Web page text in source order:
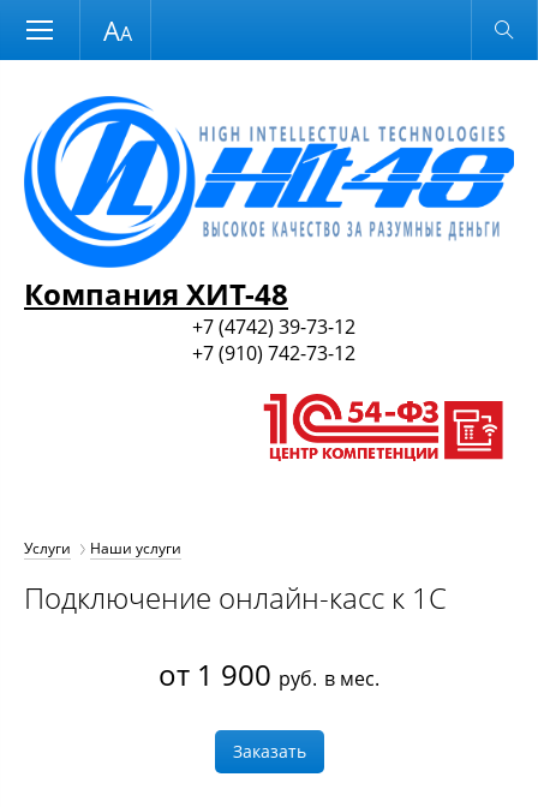
Размер шрифта Обычная версия
Компания ХИТ-48
+7 (4742) 39-73-12
+7 (910) 742-73-12
Услуги Наши услуги
Подключение онлайн-касс к 1С
от 1 900 руб. в мес.
Заказать